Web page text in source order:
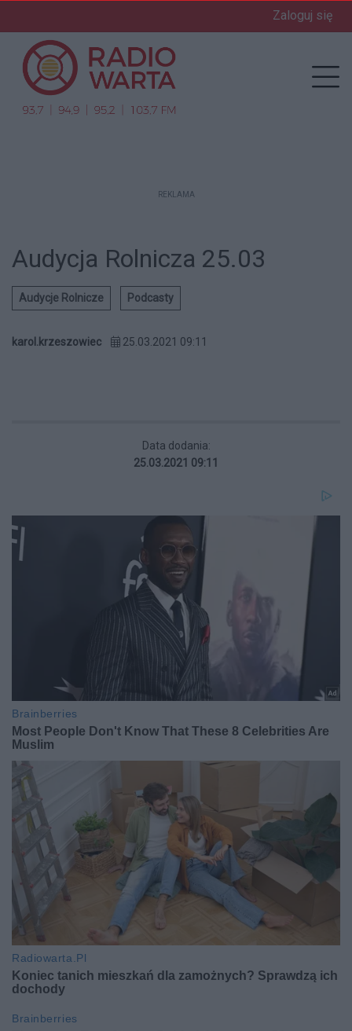
Zaloguj się
REKLAMA
Audycja Rolnicza 25.03
Audycje Rolnicze Podcasty
karol.krzeszowiec 25.03.2021 09:11
Data dodania:
25.03.2021 09:11